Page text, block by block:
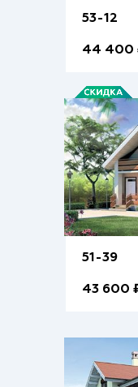
53-12
44 400
51-39
43 600